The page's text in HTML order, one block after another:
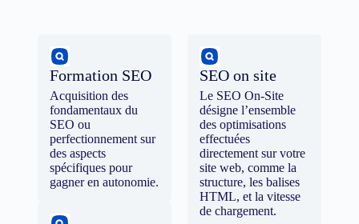
Formation SEO
Acquisition des
fondamentaux du
SEO ou
perfectionnement sur
des aspects
spécifiques pour
gagner en autonomie.
SEO on site
Le SEO On-Site
désigne l’ensemble
des optimisations
effectuées
directement sur votre
site web, comme la
structure, les balises
HTML, et la vitesse
de chargement.